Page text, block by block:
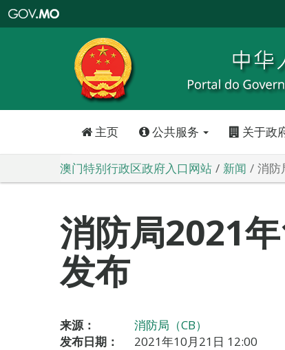
特
政
区
政
口
主页 公共服务 关于政
澳门特别行政区政府入口网站 新闻 消防
消防局2021
发布
来源：
消防局（CB）
发布日期：
2021年10月21日 12:00